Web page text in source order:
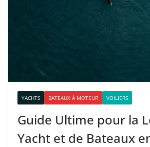
YACHTS BATEAUX À MOTEUR VOILIERS
Guide Ultime pour la
Yacht et de Bateaux